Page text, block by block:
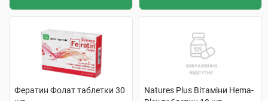
Фератин Фолат таблетки 30
Natures Plus Вітаміни Hema-